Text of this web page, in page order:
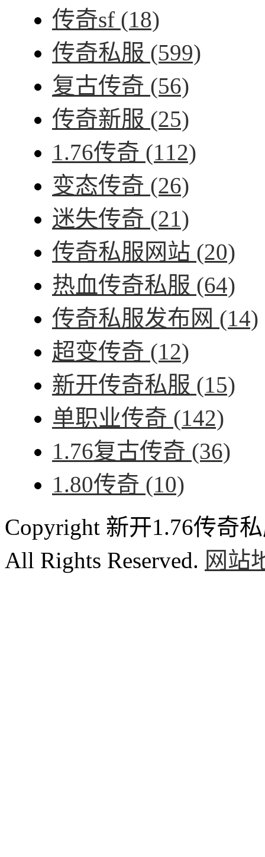
传奇sf (18)
传奇私服 (599)
复古传奇 (56)
传奇新服 (25)
1.76传奇 (112)
变态传奇 (26)
迷失传奇 (21)
传奇私服网站 (20)
热血传奇私服 (64)
传奇私服发布网 (14)
超变传奇 (12)
新开传奇私服 (15)
单职业传奇 (142)
1.76复古传奇 (36)
1.80传奇 (10)
Copyright 新开1.76传奇
All Rights Reserved. 网站